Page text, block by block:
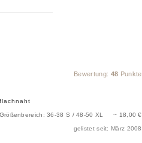
Bewertung: 48 Punkte
Größenbereich: 36-38 S / 48-50 XL ~ 18,00 €
gelistet seit: März 2008